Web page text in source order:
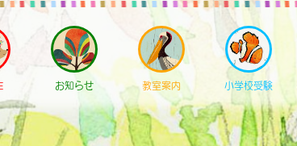
お知らせ 教室案内 小学校受験